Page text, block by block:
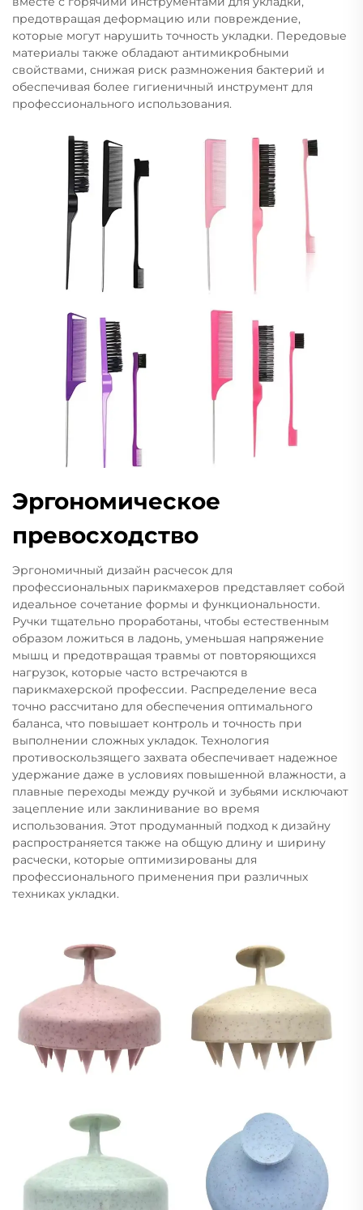
предотвращая деформацию или повреждение,
которые могут нарушить точность укладки. Передовые
материалы также обладают антимикробными
свойствами, снижая риск размножения бактерий и
обеспечивая более гигиеничный инструмент для
профессионального использования.
Эргономическое
превосходство
Эргономичный дизайн расчесок для
профессиональных парикмахеров представляет собой
идеальное сочетание формы и функциональности.
Ручки тщательно проработаны, чтобы естественным
образом ложиться в ладонь, уменьшая напряжение
мышц и предотвращая травмы от повторяющихся
нагрузок, которые часто встречаются в
парикмахерской профессии. Распределение веса
точно рассчитано для обеспечения оптимального
баланса, что повышает контроль и точность при
выполнении сложных укладок. Технология
противоскользящего захвата обеспечивает надежное
удержание даже в условиях повышенной влажности, а
плавные переходы между ручкой и зубьями исключают
зацепление или заклинивание во время
использования. Этот продуманный подход к дизайну
распространяется также на общую длину и ширину
расчески, которые оптимизированы для
профессионального применения при различных
техниках укладки.